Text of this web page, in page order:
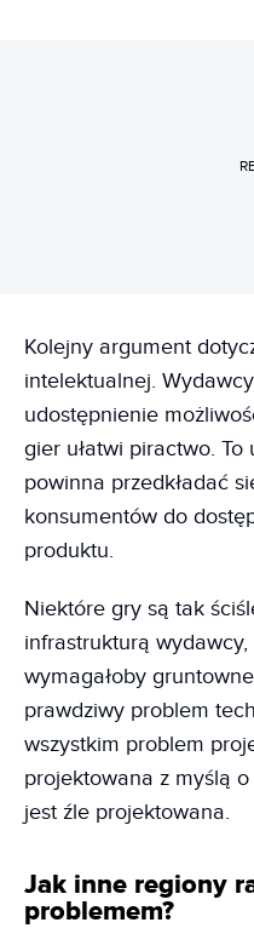
Kolejny argument
intelektualnej.
udostępnienie
gier ułatwi piractwo.
powinna przedkładać
konsumentów do
produktu.
Niektóre gry są tak
infrastrukturą wydawcy,
wymagałoby
prawdziwy problem
wszystkim problem
projektowana z myślą o
jest źle projektowana.
Jak inne regiony
problemem?